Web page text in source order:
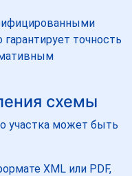
точность
схемы
участка может быть
XML или PDF,